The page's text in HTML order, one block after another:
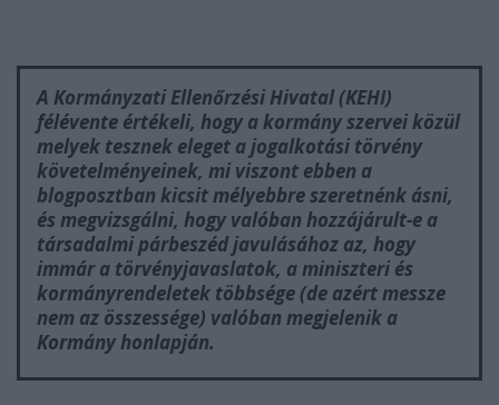
A Kormányzati Ellenőrzési Hivatal (KEHI)
félévente értékeli, hogy a kormány szervei közül
melyek tesznek eleget a jogalkotási törvény
követelményeinek, mi viszont ebben a
blogposztban kicsit mélyebbre szeretnénk ásni,
és megvizsgálni, hogy valóban hozzájárult-e a
társadalmi párbeszéd javulásához az, hogy
immár a törvényjavaslatok, a miniszteri és
kormányrendeletek többsége (de azért messze
nem az összessége) valóban megjelenik a
Kormány honlapján.